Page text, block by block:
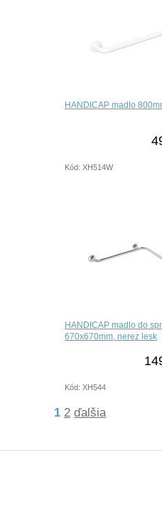
HANDICAP madlo
Kód: XH514W
HANDICAP madlo do
670x670mm, nerez lesk
Kód: XH544
1 2 ďalšia